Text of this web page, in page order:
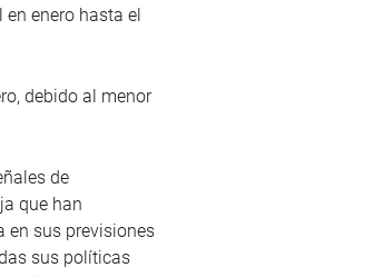
enero hasta el
debido al menor
de
que han
en sus previsiones
sus políticas